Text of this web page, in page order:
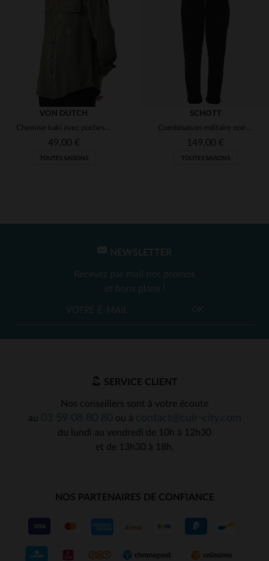
TAILLES DISPONIBLES
VON DUTCH
Chemise kaki avec poches pour femme
49,00 €
TOUTES SAISONS
TAILLES DISPONIBLES
SCHOTT
Combinaison militaire noire femme
149,00 €
TOUTES SAISONS
NEWSLETTER
Recevez par mail nos promos
et bons plans !
OK
SERVICE CLIENT
Nos conseillers sont à votre écoute
au
ou à
du lundi au vendredi de 10h à 12h30
et de 13h30 à 18h.
NOS PARTENAIRES DE CONFIANCE